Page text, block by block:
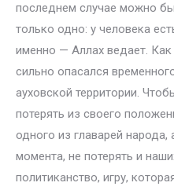
последнем случае можно
только одно: у человека
именно — Аллах ведает. Как
сильно опасался
ауховской территории.
потерять из своего
одного из главарей народа,
момента, не потерять и
политиканство, игру,